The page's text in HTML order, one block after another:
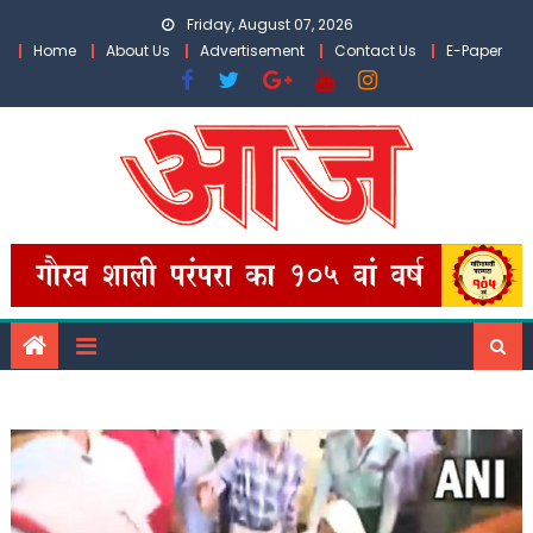
Friday, August 07, 2026
Home
About Us Advertisement Contact Us E-Paper